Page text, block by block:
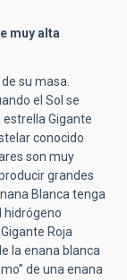
muy alta
su masa.
el Sol se
Gigante
conocido
son muy
grandes
Blanca tenga
hidrógeno
Roja
la enana blanca
de una enana